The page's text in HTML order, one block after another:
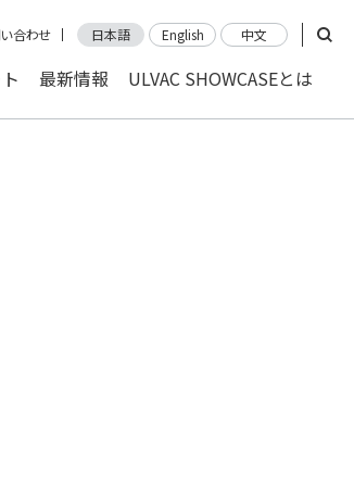
合わせ 日本語 English 中文
最新情報 ULVAC SHOWCASEとは